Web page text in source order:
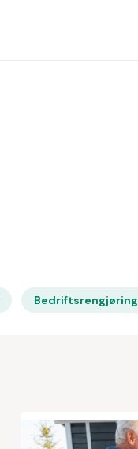
Bedriftsrengjøring